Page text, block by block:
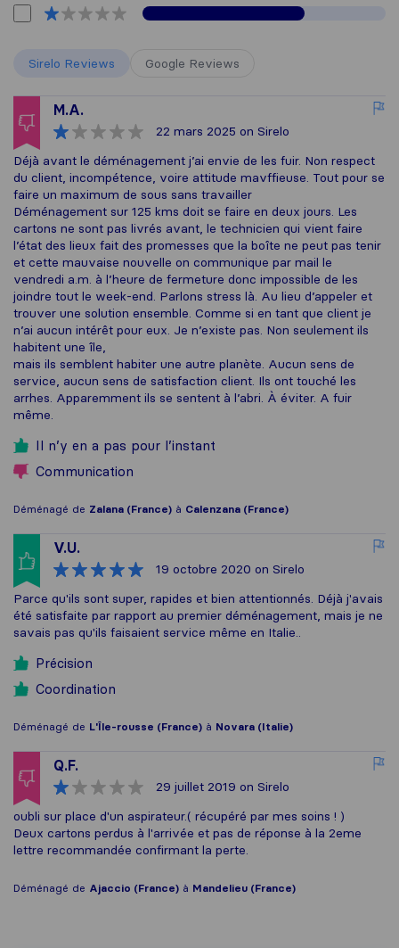
Sirelo Reviews Google Reviews
M.A.
22 mars 2025 on Sirelo
Déjà avant le déménagement j’ai envie de les fuir. Non respect
du client, incompétence, voire attitude mavffieuse. Tout pour se
faire un maximum de sous sans travailler
Déménagement sur 125 kms doit se faire en deux jours. Les
cartons ne sont pas livrés avant, le technicien qui vient faire
l’état des lieux fait des promesses que la boîte ne peut pas tenir
et cette mauvaise nouvelle on communique par mail le
vendredi a.m. à l’heure de fermeture donc impossible de les
joindre tout le week-end. Parlons stress là. Au lieu d’appeler et
trouver une solution ensemble. Comme si en tant que client je
n’ai aucun intérêt pour eux. Je n’existe pas. Non seulement ils
habitent une île,
mais ils semblent habiter une autre planète. Aucun sens de
service, aucun sens de satisfaction client. Ils ont touché les
arrhes. Apparemment ils se sentent à l’abri. À éviter. A fuir
même.
Il n’y en a pas pour l’instant
Communication
Déménagé de Zalana (France) à Calenzana (France)
V.U.
19 octobre 2020 on Sirelo
Parce qu'ils sont super, rapides et bien attentionnés. Déjà j'avais
été satisfaite par rapport au premier déménagement, mais je ne
savais pas qu'ils faisaient service même en Italie..
Précision
Coordination
Déménagé de L'Île-rousse (France) à Novara (Italie)
Q.F.
29 juillet 2019 on Sirelo
oubli sur place d'un aspirateur.( récupéré par mes soins ! )
Deux cartons perdus à l'arrivée et pas de réponse à la 2eme
lettre recommandée confirmant la perte.
Déménagé de Ajaccio (France) à Mandelieu (France)